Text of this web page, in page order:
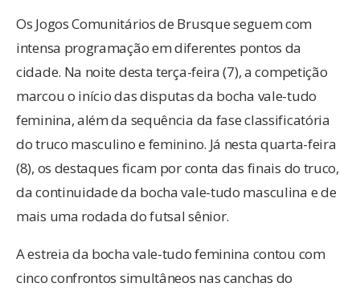
Os Jogos Comunitários de Brusque seguem com
intensa programação em diferentes pontos da
cidade. Na noite desta terça-feira (7), a competição
marcou o início das disputas da bocha vale-tudo
feminina, além da sequência da fase classificatória
do truco masculino e feminino. Já nesta quarta-feira
(8), os destaques ficam por conta das finais do truco,
da continuidade da bocha vale-tudo masculina e de
mais uma rodada do futsal sênior.
A estreia da bocha vale-tudo feminina contou com
cinco confrontos simultâneos nas canchas do